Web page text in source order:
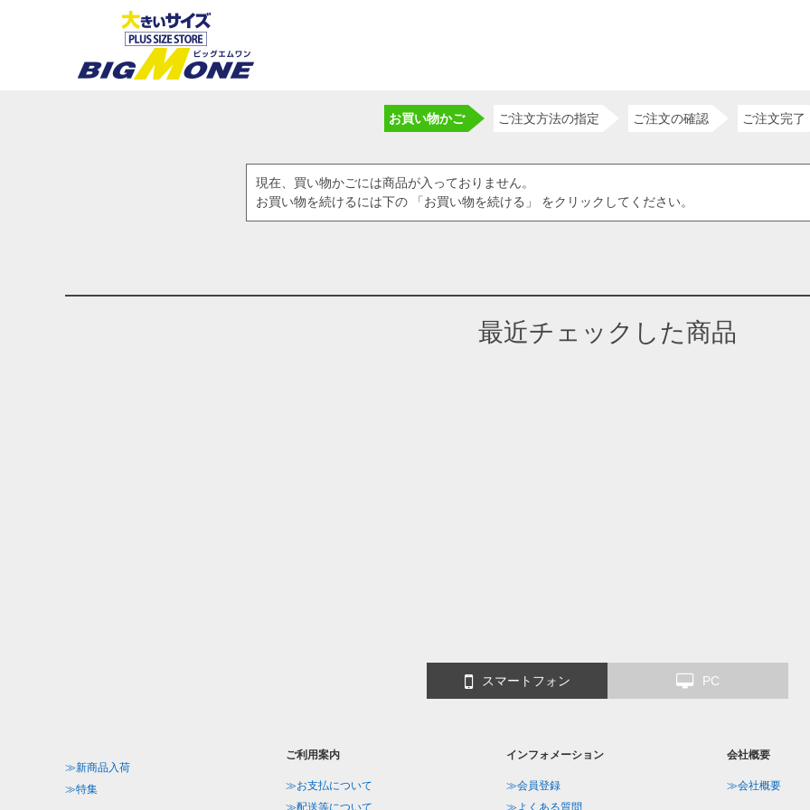
お買い物かご ご注文方法の指定 ご注文の確認 ご注文完了
現在、買い物かごには商品が入っておりません。
お買い物を続けるには下の 「お買い物を続ける」 をクリックしてください。
最近チェックした商品
スマートフォン PC
≫新商品入荷
≫特集
ご利用案内
≫お支払について
≫配送等について
インフォメーション
≫会員登録
≫よくある質問
会社概要
≫会社概要